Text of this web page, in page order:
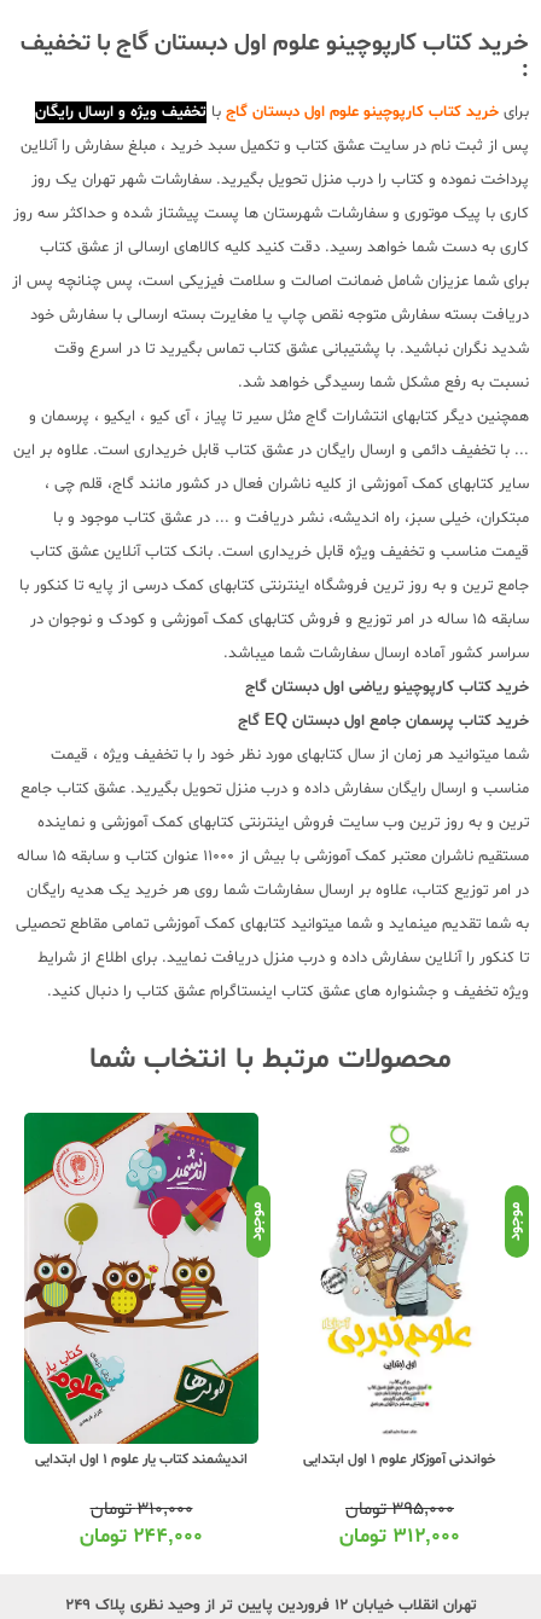
خرید کتاب کارپوچینو علوم اول دبستان گاج با تخفیف
:
برای خرید کتاب کارپوچینو علوم اول دبستان گاج با تخفیف ویژه و ارسال رایگان
پس از ثبت نام در سایت عشق کتاب و تکمیل سبد خرید ، مبلغ سفارش را آنلاین
پرداخت نموده و کتاب را درب منزل تحویل بگیرید. سفارشات شهر تهران یک روز
کاری با پیک موتوری و سفارشات شهرستان ها پست پیشتاز شده و حداکثر سه روز
کاری به دست شما خواهد رسید. دقت کنید کلیه کالاهای ارسالی از عشق کتاب
برای شما عزیزان شامل ضمانت اصالت و سلامت فیزیکی است، پس چنانچه پس از
دریافت بسته سفارش متوجه نقص چاپ یا مغایرت بسته ارسالی با سفارش خود
شدید نگران نباشید. با پشتیبانی عشق کتاب تماس بگیرید تا در اسرع وقت
نسبت به رفع مشکل شما رسیدگی خواهد شد.
همچنین دیگر کتابهای انتشارات گاج مثل سیر تا پیاز ، آی کیو ، ایکیو ، پرسمان و
... با تخفیف دائمی و ارسال رایگان در عشق کتاب قابل خریداری است. علاوه بر این
سایر کتابهای کمک آموزشی از کلیه ناشران فعال در کشور مانند گاج، قلم چی ،
مبتکران، خیلی سبز، راه اندیشه، نشر دریافت و ... در عشق کتاب موجود و با
قیمت مناسب و تخفیف ویژه قابل خریداری است. بانک کتاب آنلاین عشق کتاب
جامع ترین و به روز ترین فروشگاه اینترنتی کتابهای کمک درسی از پایه تا کنکور با
سابقه 15 ساله در امر توزیع و فروش کتابهای کمک آموزشی و کودک و نوجوان در
سراسر کشور آماده ارسال سفارشات شما میباشد.
خرید کتاب کارپوچینو ریاضی اول دبستان گاج
خرید کتاب پرسمان جامع اول دبستان EQ گاج
شما میتوانید هر زمان از سال کتابهای مورد نظر خود را با تخفیف ویژه ، قیمت
مناسب و ارسال رایگان سفارش داده و درب منزل تحویل بگیرید. عشق کتاب جامع
ترین و به روز ترین وب سایت فروش اینترنتی کتابهای کمک آموزشی و نماینده
مستقیم ناشران معتبر کمک آموزشی با بیش از 11000 عنوان کتاب و سابقه 15 ساله
در امر توزیع کتاب، علاوه بر ارسال سفارشات شما روی هر خرید یک هدیه رایگان
به شما تقدیم مینماید و شما میتوانید کتابهای کمک آموزشی تمامی مقاطع تحصیلی
تا کنکور را آنلاین سفارش داده و درب منزل دریافت نمایید. برای اطلاع از شرایط
ویژه تخفیف و جشنواره های عشق کتاب اینستاگرام عشق کتاب را دنبال کنید.
محصولات مرتبط با انتخاب شما
موجود
خواندنی آموزکار علوم 1 اول ابتدایی
۳۹۵,۰۰۰تومان
۳۱۲,۰۰۰ تومان
موجود
اندیشمند کتاب یار علوم 1 اول ابتدایی
۳۱۰,۰۰۰تومان
۲۴۴,۰۰۰ تومان
تهران انقلاب خیابان ۱۲ فروردین پایین تر از وحید نظری پلاک ۲۴۹